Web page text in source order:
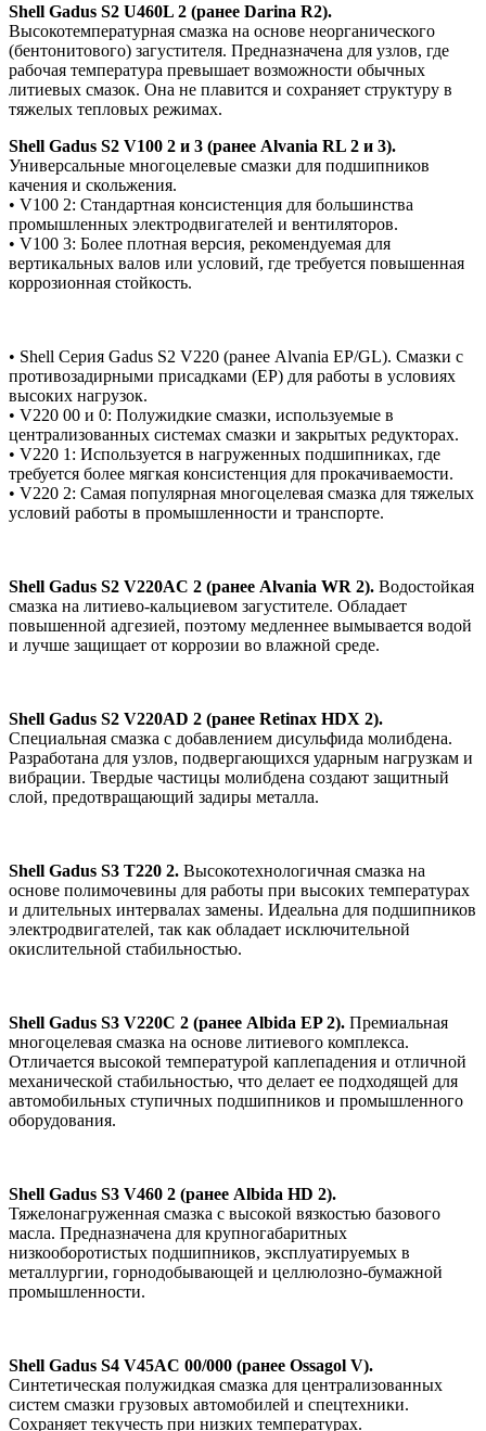
Shell Gadus S2 U460L 2 (ранее Darina R2).
Высокотемпературная смазка на основе неорганического
(бентонитового) загустителя. Предназначена для узлов, где
рабочая температура превышает возможности обычных
литиевых смазок. Она не плавится и сохраняет структуру в
тяжелых тепловых режимах.
Shell Gadus S2 V100 2 и 3 (ранее Alvania RL 2 и 3).
Универсальные многоцелевые смазки для подшипников
качения и скольжения.
• V100 2: Стандартная консистенция для большинства
промышленных электродвигателей и вентиляторов.
• V100 3: Более плотная версия, рекомендуемая для
вертикальных валов или условий, где требуется повышенная
коррозионная стойкость.
• Shell Серия Gadus S2 V220 (ранее Alvania EP/GL). Смазки с
противозадирными присадками (EP) для работы в условиях
высоких нагрузок.
• V220 00 и 0: Полужидкие смазки, используемые в
централизованных системах смазки и закрытых редукторах.
• V220 1: Используется в нагруженных подшипниках, где
требуется более мягкая консистенция для прокачиваемости.
• V220 2: Самая популярная многоцелевая смазка для тяжелых
условий работы в промышленности и транспорте.
Shell Gadus S2 V220AC 2 (ранее Alvania WR 2). Водостойкая
смазка на литиево-кальциевом загустителе. Обладает
повышенной адгезией, поэтому медленнее вымывается водой
и лучше защищает от коррозии во влажной среде.
Shell Gadus S2 V220AD 2 (ранее Retinax HDX 2).
Специальная смазка с добавлением дисульфида молибдена.
Разработана для узлов, подвергающихся ударным нагрузкам и
вибрации. Твердые частицы молибдена создают защитный
слой, предотвращающий задиры металла.
Shell Gadus S3 T220 2. Высокотехнологичная смазка на
основе полимочевины для работы при высоких температурах
и длительных интервалах замены. Идеальна для подшипников
электродвигателей, так как обладает исключительной
окислительной стабильностью.
Shell Gadus S3 V220C 2 (ранее Albida EP 2). Премиальная
многоцелевая смазка на основе литиевого комплекса.
Отличается высокой температурой каплепадения и отличной
механической стабильностью, что делает ее подходящей для
автомобильных ступичных подшипников и промышленного
оборудования.
Shell Gadus S3 V460 2 (ранее Albida HD 2).
Тяжелонагруженная смазка с высокой вязкостью базового
масла. Предназначена для крупногабаритных
низкооборотистых подшипников, эксплуатируемых в
металлургии, горнодобывающей и целлюлозно-бумажной
промышленности.
Shell Gadus S4 V45AC 00/000 (ранее Ossagol V).
Синтетическая полужидкая смазка для централизованных
систем смазки грузовых автомобилей и спецтехники.
Сохраняет текучесть при низких температурах.